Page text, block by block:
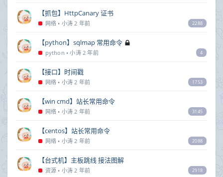
【抓包】HttpCanary 证书
网络 • 小涛 2 年前 2288
【python】sqlmap 常用命令
python •小涛 2 年前 4
【接口】时间戳
网络 • 小涛 2 年前 1753
【win cmd】站长常用命令
网络 • 小涛 2 年前 3145
【centos】站长常用命令
网络 • 小涛 2 年前 2088
【台式机】主板跳线 接法图解
资源 • 小涛 2 年前 2918